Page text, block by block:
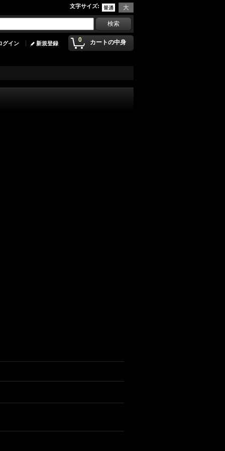
文字サイズ:
0 カートの中身
グイン 新規登録